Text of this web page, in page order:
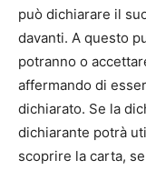
può dichiarare il
davanti. A questo
potranno o
affermando di
dichiarato. Se la
dichiarante potrà
scoprire la carta,